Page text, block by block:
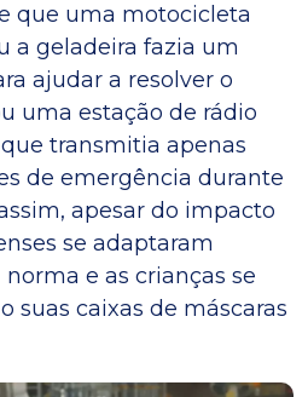
que uma motocicleta
a geladeira fazia um
ajudar a resolver o
uma estação de rádio
transmitia apenas
de emergência durante
apesar do impacto
se adaptaram
e as crianças se
suas caixas de máscaras